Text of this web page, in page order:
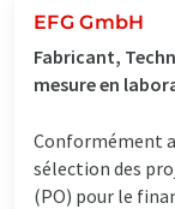
EFG GmbH
Fabricant,
mesure en
Conformément
sélection des
(PO) pour le